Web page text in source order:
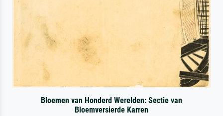
Bloemen van Honderd Werelden: Sectie van
Bloemversierde Karren